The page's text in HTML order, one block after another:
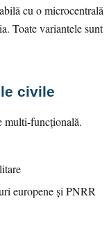
cu o microcentrală
Toate variantele sunt
civile
multi-funcțională.
europene și PNRR